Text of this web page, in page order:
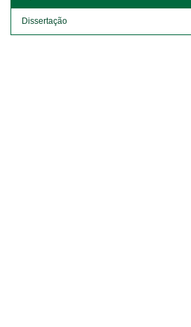
Dissertação